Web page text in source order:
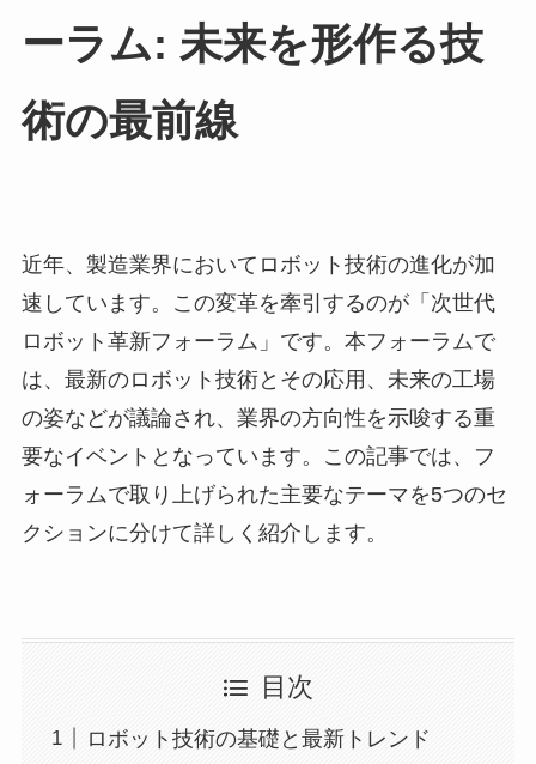
ーラム: 未来を形作る技
術の最前線
近年、製造業界においてロボット技術の進化が加
速しています。この変革を牽引するのが「次世代
ロボット革新フォーラム」です。本フォーラムで
は、最新のロボット技術とその応用、未来の工場
の姿などが議論され、業界の方向性を示唆する重
要なイベントとなっています。この記事では、フ
ォーラムで取り上げられた主要なテーマを5つのセ
クションに分けて詳しく紹介します。
目次
ロボット技術の基礎と最新トレンド